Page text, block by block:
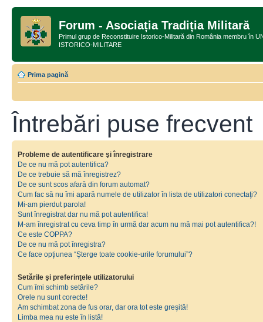
Forum - Asociația Tradiția Militară
Primul grup de Reconstituire Istorico-Militară din România membru în
ISTORICO-MILITARE
Prima pagină
Întrebări puse frecvent
Probleme de autentificare şi înregistrare
De ce nu mă pot autentifica?
De ce trebuie să mă înregistrez?
De ce sunt scos afară din forum automat?
Cum fac să nu îmi apară numele de utilizator în lista de utilizatori conectaţi?
Mi-am pierdut parola!
Sunt înregistrat dar nu mă pot autentifica!
M-am înregistrat cu ceva timp în urmă dar acum nu mă mai pot autentifica?!
Ce este COPPA?
De ce nu mă pot înregistra?
Ce face opţiunea “Şterge toate cookie-urile forumului”?
Setările şi preferinţele utilizatorului
Cum îmi schimb setările?
Orele nu sunt corecte!
Am schimbat zona de fus orar, dar ora tot este greşită!
Limba mea nu este în listă!